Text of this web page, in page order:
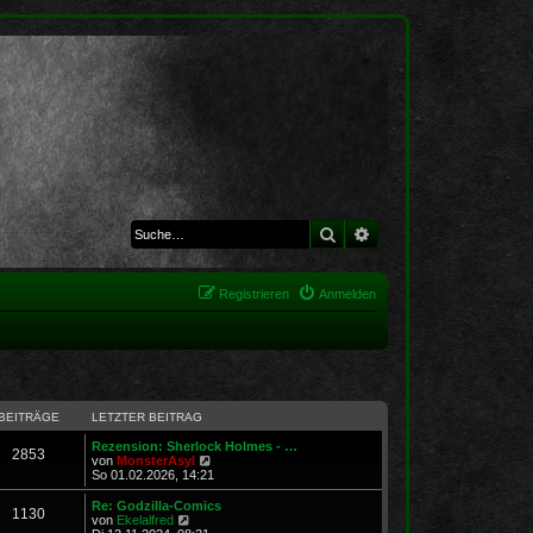
Suche Erweiterte Suche
Anmelden
Registrieren
LETZTER BEITRAG
2853
Rezension: Sherlock Holmes - …
von MonsterAsyl
u
e
So 01.02.2026, 14:21
1130
Re: Godzilla-Comics
von Ekelalfred